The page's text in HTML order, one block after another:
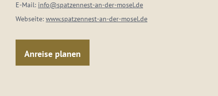
E-Mail: info@spatzennest-an-der-mosel.de
Webseite: www.spatzennest-an-der-mosel.de
Anreise planen